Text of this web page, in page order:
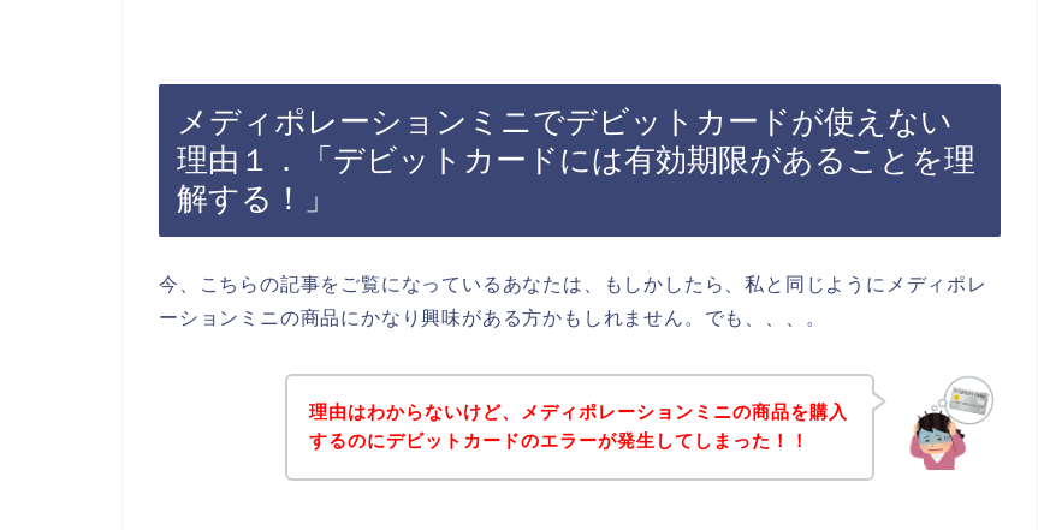
メディポレーションミニでデビットカードが使えない
理由１．「デビットカードには有効期限があることを理
解する！」
今、こちらの記事をご覧になっているあなたは、もしかしたら、私と同じようにメディポレ
ーションミニの商品にかなり興味がある方かもしれません。でも、、、。
理由はわからないけど、メディポレーションミニの商品を購入
するのにデビットカードのエラーが発生してしまった！！